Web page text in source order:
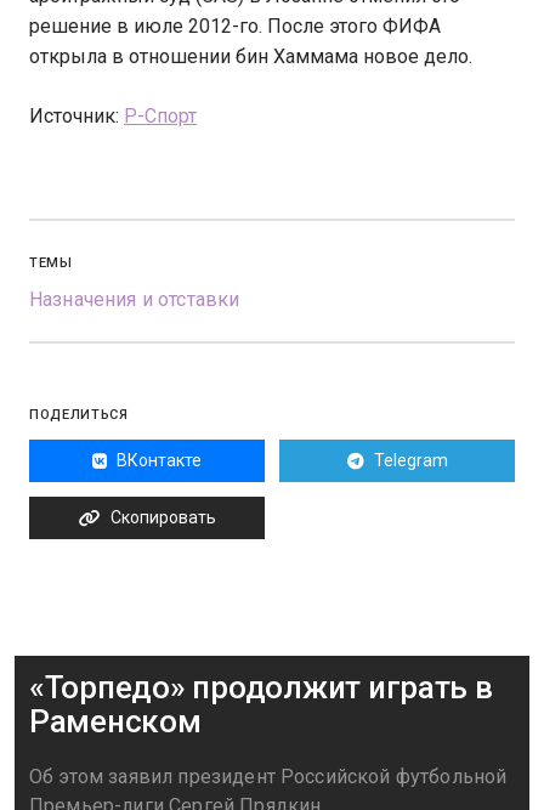
решение в июле 2012-го. После этого ФИФА
открыла в отношении бин Хаммама новое дело.
Источник: Р-Спорт
ТЕМЫ
Назначения и отставки
ПОДЕЛИТЬСЯ
ВКонтакте Telegram
Скопировать
«Торпедо» продолжит играть в
Раменском
Об этом заявил президент Российской футбольной